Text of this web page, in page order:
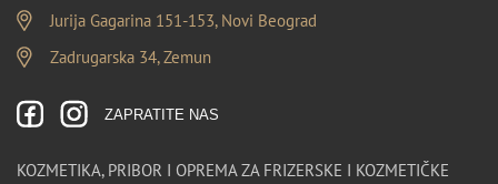
Jurija Gagarina 151-153, Novi Beograd
Zadrugarska 34, Zemun
ZAPRATITE NAS
KOZMETIKA, PRIBOR I OPREMA ZA FRIZERSKE I KOZMETIČKE